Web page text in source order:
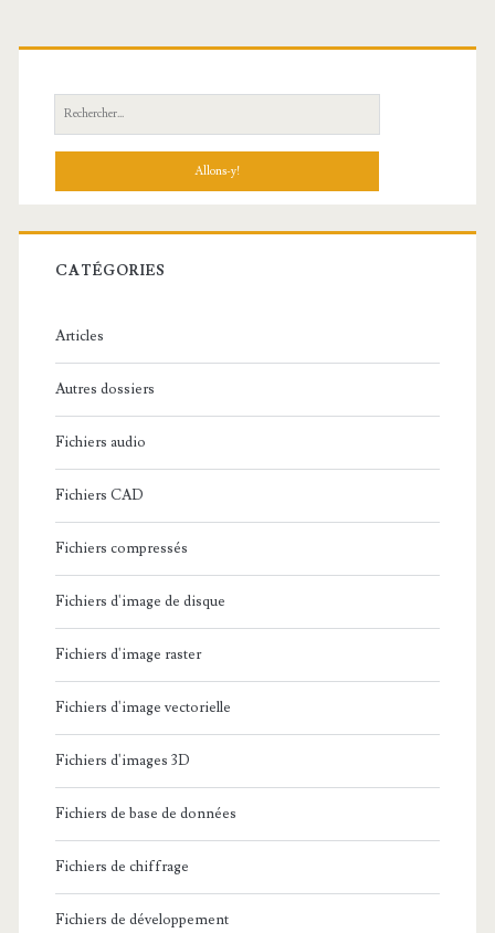
R
e
h
r
c
:
CATÉGORIES
Articles
Autres dossiers
Fichiers audio
Fichiers CAD
Fichiers compressés
Fichiers d'image de disque
Fichiers d'image raster
Fichiers d'image vectorielle
Fichiers d'images 3D
Fichiers de base de données
Fichiers de chiffrage
Fichiers de développement